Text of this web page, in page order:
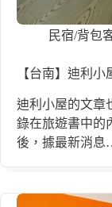
民宿/背包
【台南】迪利
迪利小屋的文章
錄在旅遊書中的
後，據最新消